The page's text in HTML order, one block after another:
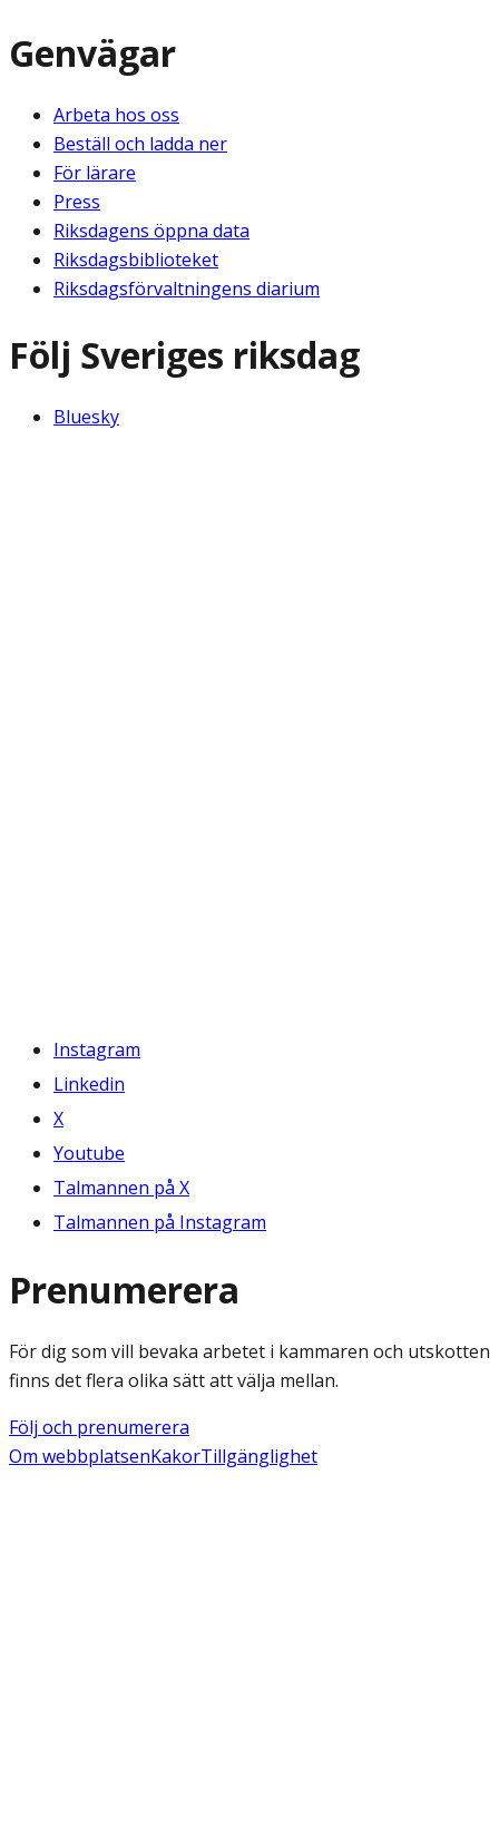
Genvägar
Arbeta hos oss
Beställ och ladda ner
För lärare
Press
Riksdagens öppna data
Riksdagsbiblioteket
Riksdagsförvaltningens diarium
Följ Sveriges riksdag
Bluesky
Instagram
Linkedin
X
Youtube
Talmannen på X
Talmannen på Instagram
Prenumerera
För dig som vill bevaka arbetet i kammaren och utskotten
finns det flera olika sätt att välja mellan.
Följ och prenumerera
Om webbplatsenKakorTillgänglighet